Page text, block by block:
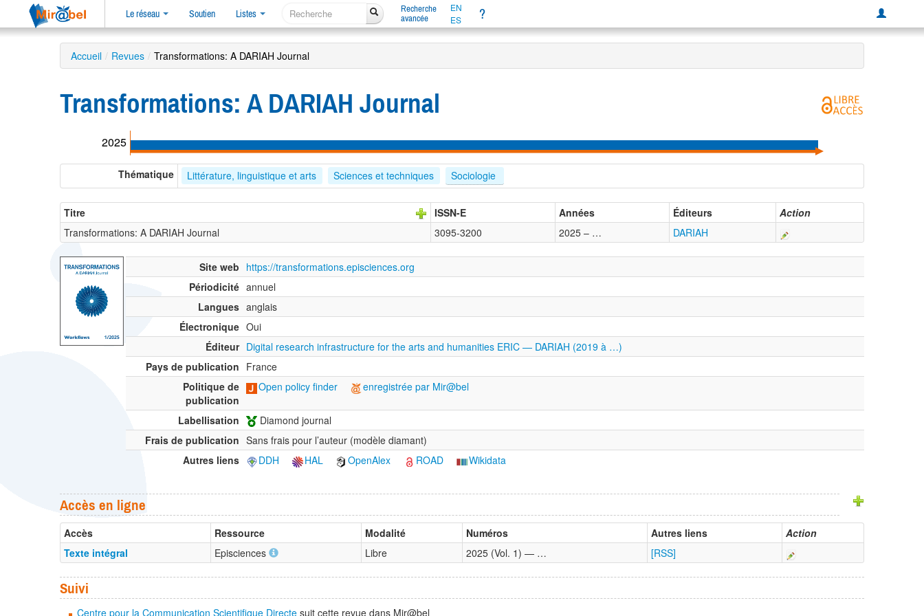
Le réseau Soutien Listes
Recherche
avancée
EN
ES
?
Accueil / Revues / Transformations: A DARIAH Journal
Transformations: A DARIAH Journal
2025
Thématique Littérature, linguistique et arts Sciences et techniques Sociologie
Titre ISSN-E Années Éditeurs
Action
Transformations: A DARIAH Journal
3095-3200 2025 – … DARIAH
Site web https://transformations.episciences.org
Périodicité annuel
Langues anglais
Électronique Oui
Éditeur Digital research infrastructure for the arts and humanities ERIC — DARIAH (2019 à …)
Pays de publication France
Politique de
publication
Open policy finder enregistrée par Mir@bel
Labellisation
Diamond journal
Frais de publication Sans frais pour l’auteur (modèle diamant)
Autres liens
DDH HAL OpenAlex ROAD Wikidata
Accès en ligne
Accès Ressource Modalité Numéros Autres liens
Action
Texte intégral
Episciences Libre 2025 (Vol. 1) — … [RSS]
Suivi
Centre pour la Communication Scientifique Directe suit cette revue dans Mir@bel